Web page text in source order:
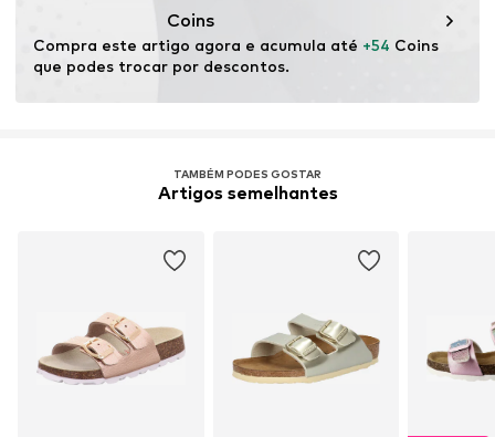
Coins
Compra este artigo agora e acumula até +54 Coins
que podes trocar por descontos.
TAMBÉM PODES GOSTAR
Artigos semelhantes